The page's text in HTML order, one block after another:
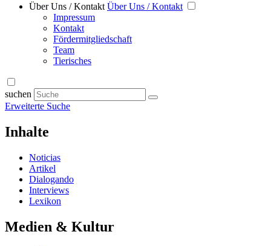
Über Uns / Kontakt Über Uns / Kontakt
Impressum
Kontakt
Fördermitgliedschaft
Team
Tierisches
suchen
Erweiterte Suche
Inhalte
Noticias
Artikel
Dialogando
Interviews
Lexikon
Medien & Kultur